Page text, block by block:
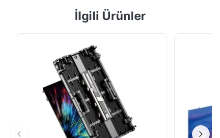
bakımı için kapsamlı servis yetenekleri sağlayarak tüm
uyumluluk Kapsamlı bakım ve teşhis yetenekleri
Endüstriyel ekipmanlar için kolaylaştırılmış ...
İlgili Ürünler